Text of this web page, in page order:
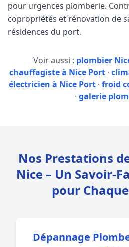
pour urgences plomberie.
copropriétés et rénovation de
résidences du port.
Voir aussi : plombier
chauffagiste à Nice Port ·
électricien à Nice Port· froid
· galerie
Nos Prestations
Nice – Un Savoir-
pour
Dépannage